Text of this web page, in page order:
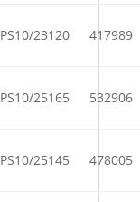
PS10/23120 417989
PS10/25165 532906
PS10/25145 478005